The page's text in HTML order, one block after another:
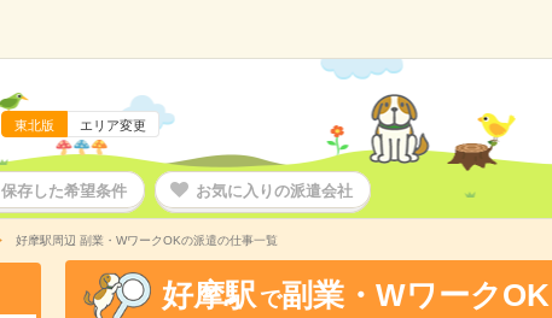
東北版 エリア変更
保存した希望条件 お気に入りの派遣会社
好摩駅周辺 副業・WワークOKの派遣の仕事一覧
好摩駅 で副業・WワークOK